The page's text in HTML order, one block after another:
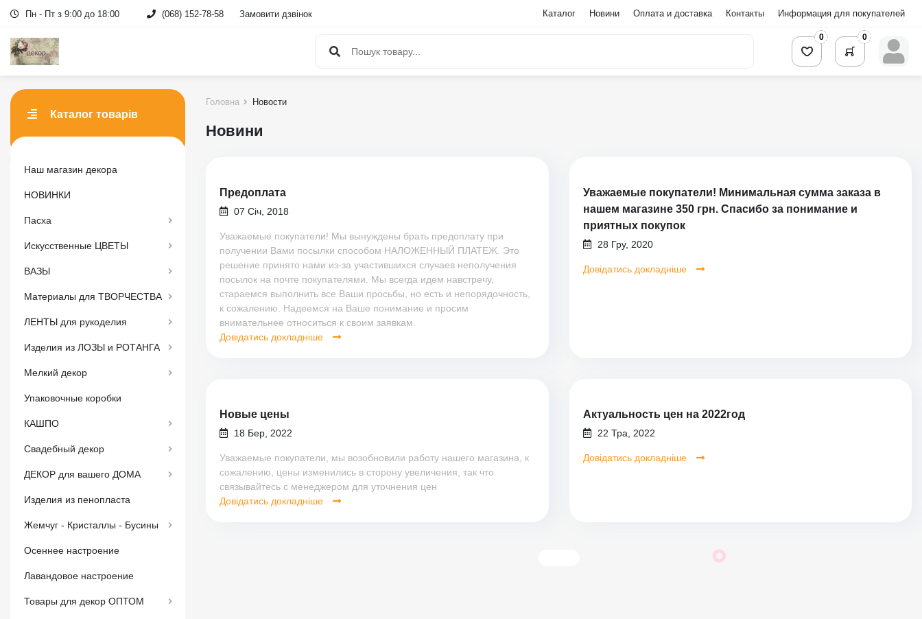
Пн - Пт з 9:00 до 18:00 (068) 152-78-58 Замовити дзвінок Каталог Новини Оплата и доставка Контакты Информация для покупателей
0 0
Каталог товарів
Наш магазин декора
НОВИНКИ
Пасха
Искусственные ЦВЕТЫ
ВАЗЫ
Материалы для ТВОРЧЕСТВА
ЛЕНТЫ для рукоделия
Изделия из ЛОЗЫ и РОТАНГА
Мелкий декор
Упаковочные коробки
КАШПО
Свадебный декор
ДЕКОР для вашего ДОМА
Изделия из пенопласта
Жемчуг - Кристаллы - Бусины
Осеннее настроение
Лавандовое настроение
Товары для декор ОПТОМ
Головна Новости
Новини
Предоплата
07 Січ, 2018
Уважаемые покупатели! Мы вынуждены брать предоплату при
получении Вами посылки способом НАЛОЖЕННЫЙ ПЛАТЕЖ. Это
решение принято нами из-за участившихся случаев неполучения
посылок на почте покупателями. Мы всегда идем навстречу,
стараемся выполнить все Ваши просьбы, но есть и непорядочность,
к сожалению. Надеемся на Ваше понимание и просим
внимательнее относиться к своим заявкам.
Довідатись докладніше
Уважаемые покупатели! Минимальная сумма заказа в
нашем магазине 350 грн. Спасибо за понимание и
приятных покупок
28 Гру, 2020
Довідатись докладніше
Новые цены
18 Бер, 2022
Уважаемые покупатели, мы возобновили работу нашего магазина, к
сожалению, цены изменились в сторону увеличения, так что
связывайтесь с менеджером для уточнения цен
Довідатись докладніше
Актуальность цен на 2022год
22 Тра, 2022
Довідатись докладніше